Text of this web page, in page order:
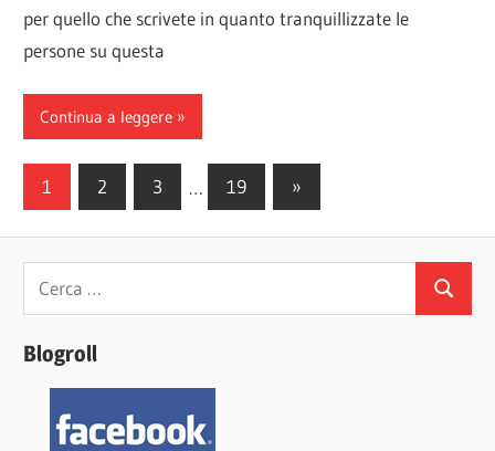
per quello che scrivete in quanto tranquillizzate le
persone su questa
Continua a leggere
Paginazione
articoli
1 2 3 … 19
Articoli
successivi
»
Ricerca
per:
Cerca
Blogroll